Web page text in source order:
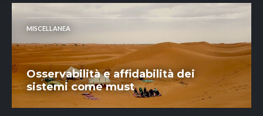
MISCELLANEA
Osservabilità e affidabilità dei
sistemi come must